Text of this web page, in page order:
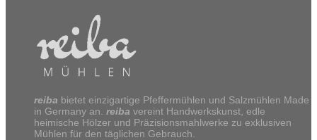
reiba bietet einzigartige Pfeffermühlen und Salzmühlen Made
in Germany an. reiba vereint Handwerkskunst, edle
heimische Hölzer und Präzisionsmahlwerke zu exklusiven
Mühlen für den täglichen Gebrauch.